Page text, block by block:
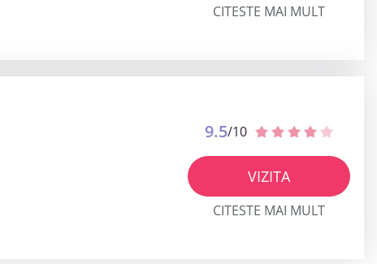
CITESTE MAI MULT
9.5/10
VIZITA
CITESTE MAI MULT